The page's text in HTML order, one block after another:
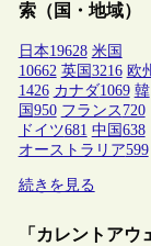
索（国・地域）
日本19628 米国
10662 英国3216 欧
1426 カナダ1069 韓
国950 フランス 720
ドイツ681 中国638
オーストラリア599
続きを見る
「カレントアウ